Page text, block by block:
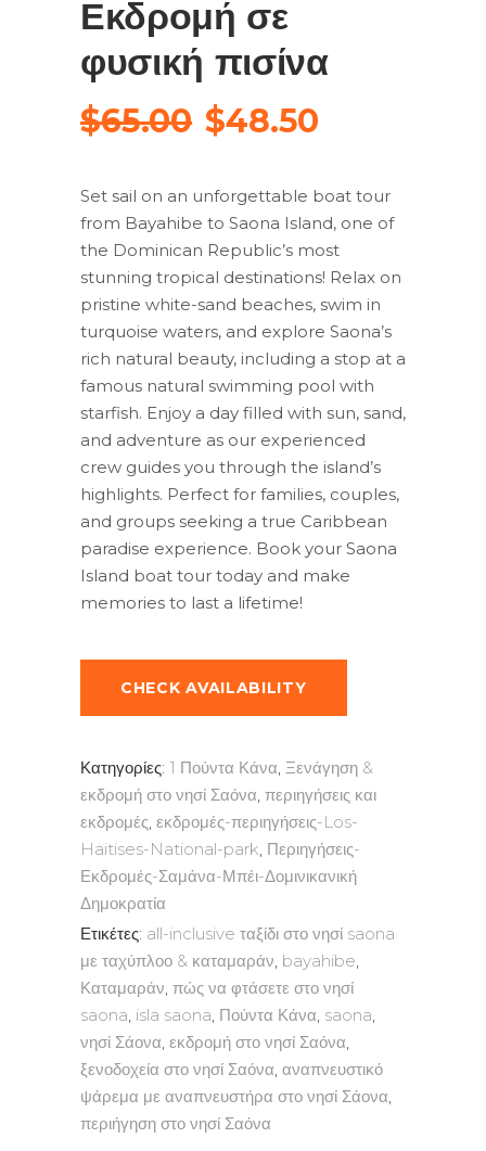
Εκδρομή σε
φυσική πισίνα
$65.00 Original
was:
$65.00.
$48.50
τιμή
είναι:
$48.50.
Set sail on an unforgettable boat tour
from Bayahibe to Saona Island, one of
the Dominican Republic’s most
stunning tropical destinations! Relax on
pristine white-sand beaches, swim in
turquoise waters, and explore Saona’s
rich natural beauty, including a stop at a
famous natural swimming pool with
starfish. Enjoy a day filled with sun, sand,
and adventure as our experienced
crew guides you through the island’s
highlights. Perfect for families, couples,
and groups seeking a true Caribbean
paradise experience. Book your Saona
Island boat tour today and make
memories to last a lifetime!
CHECK AVAILABILITY
Κατηγορίες: 1 Πούντα Κάνα, Ξενάγηση &
εκδρομή στο νησί Σαόνα, περιηγήσεις και
εκδρομές, εκδρομές-περιηγήσεις-Los-
Haitises-National-park, Περιηγήσεις-
Εκδρομές-Σαμάνα-Μπέι-Δομινικανική
Δημοκρατία
Ετικέτες: all-inclusive ταξίδι στο νησί saona
με ταχύπλοο & καταμαράν, bayahibe,
Καταμαράν, πώς να φτάσετε στο νησί
saona, isla saona, Πούντα Κάνα, saona,
νησί Σάονα, εκδρομή στο νησί Σαόνα,
ξενοδοχεία στο νησί Σαόνα, αναπνευστικό
ψάρεμα με αναπνευστήρα στο νησί Σάονα,
περιήγηση στο νησί Σαόνα